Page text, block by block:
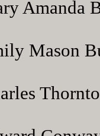
Amanda
Mason